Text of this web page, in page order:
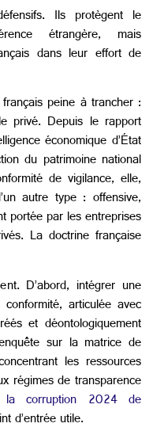
Ils protègent le
étrangère, mais
dans leur effort de
peine à trancher :
privé. Depuis le rapport
économique d’État
du patrimoine national
de vigilance, elle,
autre type : offensive,
portée par les entreprises
La doctrine française
D’abord, intégrer une
articulée avec
et déontologiquement
sur la matrice de
les ressources
régimes de transparence
la corruption 2024 de
d’entrée utile.